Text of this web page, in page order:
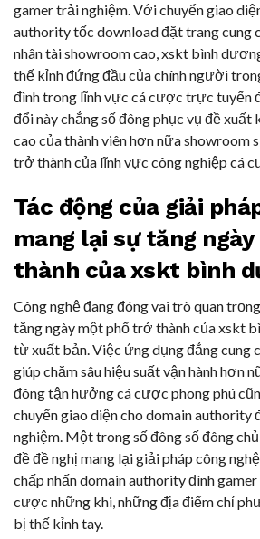
gamer trải nghiệm. Với chuyển giao
authority tốc download đặt trang cung
nhân tài showroom cao, xskt bình
thế kỉnh đứng đầu của chính người
đình trong lĩnh vực cá cược trực tuyến
đổi này chẳng số đông phục vụ đề xuất
cao của thành viên hơn nữa showroom
trở thành của lĩnh vực công nghiệp cá
Tác động của giải
mang lại sự tăng
thành của xskt bình
Công nghệ đang đóng vai trò quan
tăng ngày một phổ trở thành của xskt
từ xuất bản. Việc ứng dụng đẳng cung
giúp chăm sâu hiệu suất vận hành hơn
đông tận hưởng cá cược phong phú
chuyển giao diện cho domain authority
nghiệm. Một trong số đông số đông
đề đề nghị mang lại giải pháp công
chấp nhấn domain authority đình
cược những khi, những địa điểm chỉ
bị thế kỉnh tay.